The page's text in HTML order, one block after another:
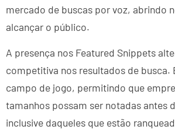
mercado de buscas por voz, abrindo
alcançar o público.
A presença nos Featured Snippets
competitiva nos resultados de busca.
campo de jogo, permitindo que
tamanhos possam ser notadas antes
inclusive daqueles que estão